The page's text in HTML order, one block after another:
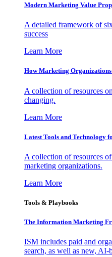
Modern Marketing Value
A detailed framework of
success
Learn More
How Marketing
A collection of resources
changing.
Learn More
Latest Tools and Technology
A collection of resources
marketing organizations.
Learn More
Tools & Playbooks
The Information Marketing
ISM includes paid and
search, as well as new, AI-